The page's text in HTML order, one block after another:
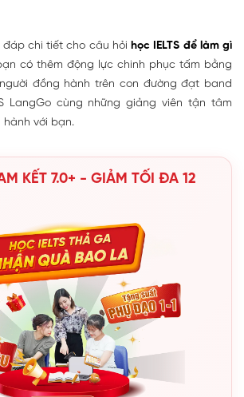
đáp chi tiết cho câu hỏi học IELTS để làm gì
có thêm động lực chinh phục tấm bằng
đồng hành trên con đường đạt band
LangGo cùng những giảng viên tận tâm
hành với bạn.
KẾT 7.0+ - GIẢM TỐI ĐA 12